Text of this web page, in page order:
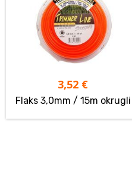
3,52 €
Flaks 3,0mm / 15m okrugli